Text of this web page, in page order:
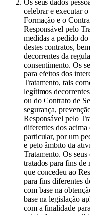
Os seus dados
celebrar e executar
Formação e o
Responsável pelo
medidas a pedido
destes contratos,
decorrentes da
consentimento. Os
para efeitos dos
Tratamento, tais
legítimos
ou do Contrato de
segurança,
Responsável pelo
diferentes dos
particular, por um
e pelo âmbito da
Tratamento. Os seus
tratados para fins de
que concedeu ao
para fins diferentes
com base na
base na legislação
com a finalidade